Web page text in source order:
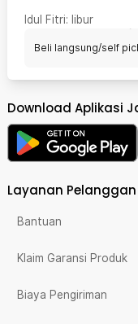
Idul Fitri: libur
Beli langsung/self
Download Aplikasi
Layanan Pelanggan
Bantuan
Klaim Garansi Produk
Biaya Pengiriman